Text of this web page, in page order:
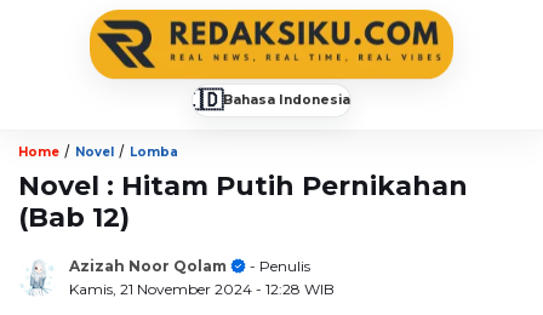
🇮🇩Bahasa Indonesia
Home / Novel / Lomba
Novel : Hitam Putih Pernikahan
(Bab 12)
Azizah Noor Qolam
- Penulis
Kamis, 21 November 2024 - 12:28 WIB